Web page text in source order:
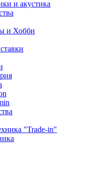
и акустика
и Хобби
"Trade-in"